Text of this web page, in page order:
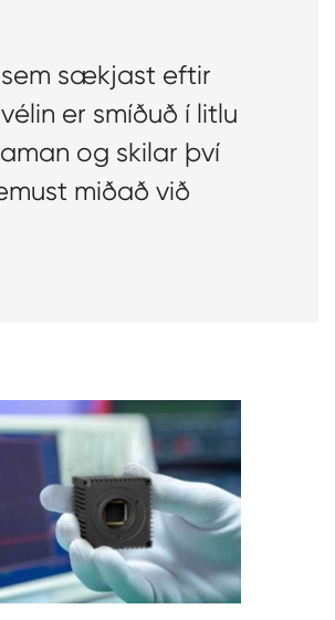
sem sækjast eftir
er smíðuð í litlu
og skilar því
miðað við